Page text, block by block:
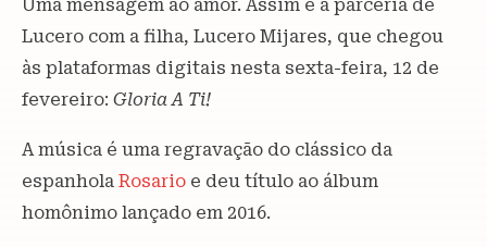
Uma mensagem ao amor. Assim é a parceria de
Lucero com a filha, Lucero Mijares, que chegou
às plataformas digitais nesta sexta-feira, 12 de
fevereiro: Gloria A Ti!
A música é uma regravação do clássico da
espanhola Rosario e deu título ao álbum
homônimo lançado em 2016.